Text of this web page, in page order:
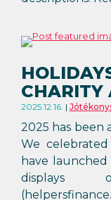
CHARITY
2025.12.16.
2025 has been
We
have
displays